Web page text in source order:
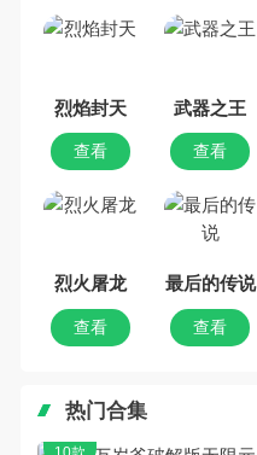
烈焰封天
查看
武器之王
查看
烈火屠龙
查看
最后的传说
查看
热门合集